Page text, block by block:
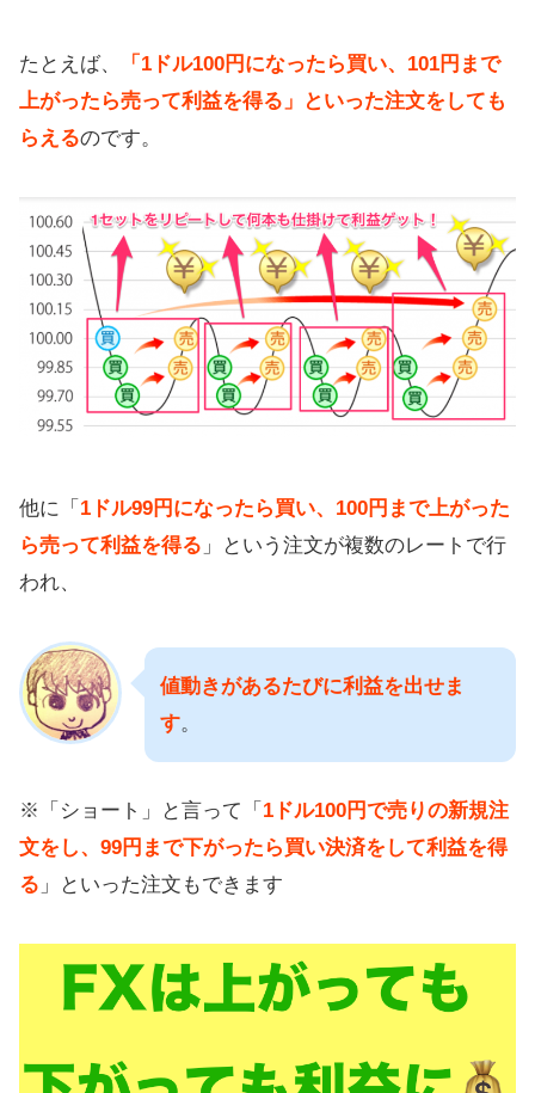
たとえば、
「1ドル100円になったら買い、101円まで
上がったら売って利益を得る」といった注文をしても
らえるのです。
他に「 1ドル99円になったら買い、100円まで上がった
ら売って利益を得る 」という注文が複数のレートで行
われ、
値動きがあるたびに利益を出せま
す。
※「ショート」と言って「 1ドル100円で売りの新規注
文をし、99円まで下がったら買い決済をして利益を得
る 」といった注文もできます